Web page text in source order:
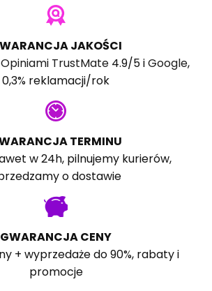
JAKOŚCI
Opiniami TrustMate4.9/5 iGoogle,
0,3% reklamacji/rok
TERMINU
w 24h, pilnujemy kurierów,
o dostawie
GWARANCJA CENY
+ wyprzedaże do 90%, rabaty i
promocje